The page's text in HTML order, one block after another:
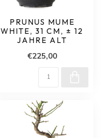
PRUNUS MUME
WHITE, 31 CM, ± 12
JAHRE ALT
€225,00